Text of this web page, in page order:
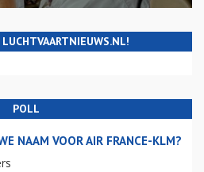
LUCHTVAARTNIEUWS.NL!
POLL
NAAM VOOR AIR FRANCE-KLM?